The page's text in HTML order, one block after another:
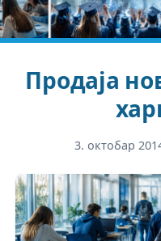
Продаја
3. октобар